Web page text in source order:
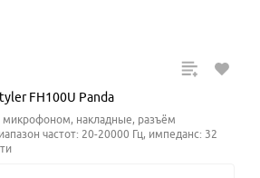
FH100U Panda
накладные, разъём
частот: 20-20000 Гц, импеданс: 32